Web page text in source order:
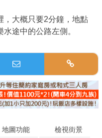
，大概只要2分鐘，地點
途中的公路左側。
地圖功能 檢視街景